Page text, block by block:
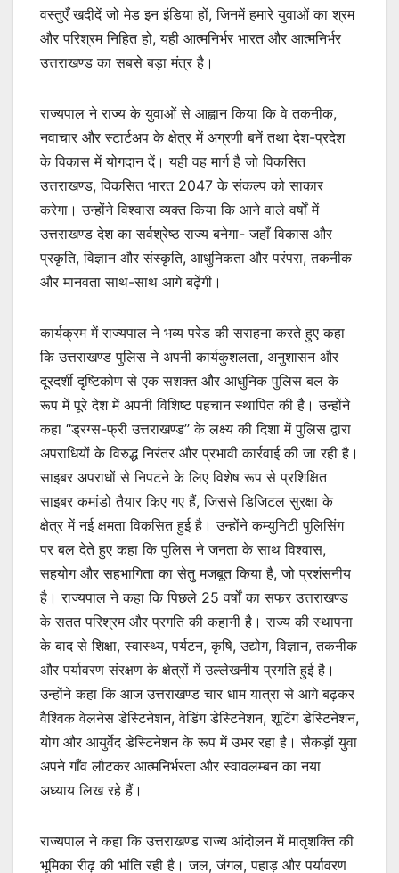
वस्तुएँ खदीदें जो मेड इन इंडिया हों, जिनमें हमारे युवाओं का श्रम
और परिश्रम निहित हो, यही आत्मनिर्भर भारत और आत्मनिर्भर
उत्तराखण्ड का सबसे बड़ा मंत्र है।
राज्यपाल ने राज्य के युवाओं से आह्वान किया कि वे तकनीक,
नवाचार और स्टार्टअप के क्षेत्र में अग्रणी बनें तथा देश-प्रदेश
के विकास में योगदान दें। यही वह मार्ग है जो विकसित
उत्तराखण्ड, विकसित भारत 2047 के संकल्प को साकार
करेगा। उन्होंने विश्वास व्यक्त किया कि आने वाले वर्षों में
उत्तराखण्ड देश का सर्वश्रेष्ठ राज्य बनेगा- जहाँ विकास और
प्रकृति, विज्ञान और संस्कृति, आधुनिकता और परंपरा, तकनीक
और मानवता साथ-साथ आगे बढ़ेंगी।
कार्यक्रम में राज्यपाल ने भव्य परेड की सराहना करते हुए कहा
कि उत्तराखण्ड पुलिस ने अपनी कार्यकुशलता, अनुशासन और
दूरदर्शी दृष्टिकोण से एक सशक्त और आधुनिक पुलिस बल के
रूप में पूरे देश में अपनी विशिष्ट पहचान स्थापित की है। उन्होंने
कहा ‘‘ड्रग्स-फ्री उत्तराखण्ड’’ के लक्ष्य की दिशा में पुलिस द्वारा
अपराधियों के विरुद्ध निरंतर और प्रभावी कार्रवाई की जा रही है।
साइबर अपराधों से निपटने के लिए विशेष रूप से प्रशिक्षित
साइबर कमांडो तैयार किए गए हैं, जिससे डिजिटल सुरक्षा के
क्षेत्र में नई क्षमता विकसित हुई है। उन्होंने कम्युनिटी पुलिसिंग
पर बल देते हुए कहा कि पुलिस ने जनता के साथ विश्वास,
सहयोग और सहभागिता का सेतु मजबूत किया है, जो प्रशंसनीय
है। राज्यपाल ने कहा कि पिछले 25 वर्षों का सफर उत्तराखण्ड
के सतत परिश्रम और प्रगति की कहानी है। राज्य की स्थापना
के बाद से शिक्षा, स्वास्थ्य, पर्यटन, कृषि, उद्योग, विज्ञान, तकनीक
और पर्यावरण संरक्षण के क्षेत्रों में उल्लेखनीय प्रगति हुई है।
उन्होंने कहा कि आज उत्तराखण्ड चार धाम यात्रा से आगे बढ़कर
वैश्विक वेलनेस डेस्टिनेशन, वेडिंग डेस्टिनेशन, शूटिंग डेस्टिनेशन,
योग और आयुर्वेद डेस्टिनेशन के रूप में उभर रहा है। सैकड़ों युवा
अपने गाँव लौटकर आत्मनिर्भरता और स्वावलम्बन का नया
अध्याय लिख रहे हैं।
राज्यपाल ने कहा कि उत्तराखण्ड राज्य आंदोलन में मातृशक्ति की
भूमिका रीढ़ की भांति रही है। जल, जंगल, पहाड़ और पर्यावरण